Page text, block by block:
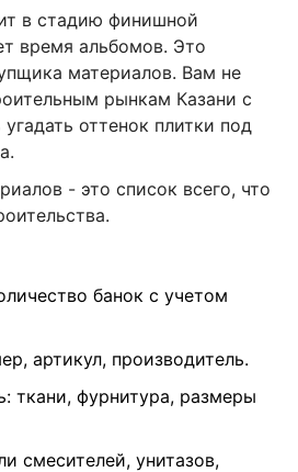
в стадию финишной
время альбомов. Это
материалов. Вам не
рынкам Казани с
оттенок плитки под
- это список всего, что
банок с учетом
артикул, производитель.
ткани, фурнитура, размеры
смесителей, унитазов,